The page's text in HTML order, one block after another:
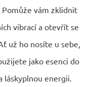
vám zklidnit
vibrací a otevřít se
už ho nosíte u sebe,
jako esenci do
láskyplnou energii.